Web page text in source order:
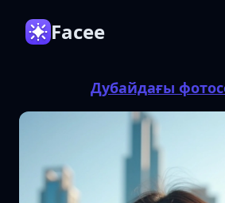
Facee
Дубайдағы